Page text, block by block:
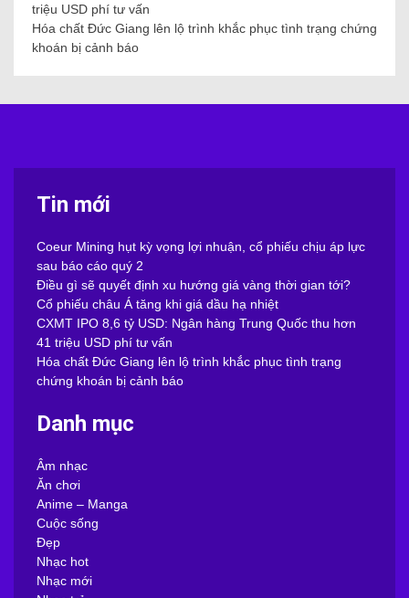
triệu USD phí tư vấn
Hóa chất Đức Giang lên lộ trình khắc phục tình trạng chứng
khoán bị cảnh báo
Tin mới
Coeur Mining hụt kỳ vọng lợi nhuận, cổ phiếu chịu áp lực
sau báo cáo quý 2
Điều gì sẽ quyết định xu hướng giá vàng thời gian tới?
Cổ phiếu châu Á tăng khi giá dầu hạ nhiệt
CXMT IPO 8,6 tỷ USD: Ngân hàng Trung Quốc thu hơn
41 triệu USD phí tư vấn
Hóa chất Đức Giang lên lộ trình khắc phục tình trạng
chứng khoán bị cảnh báo
Danh mục
Âm nhạc
Ăn chơi
Anime – Manga
Cuộc sống
Đẹp
Nhạc hot
Nhạc mới